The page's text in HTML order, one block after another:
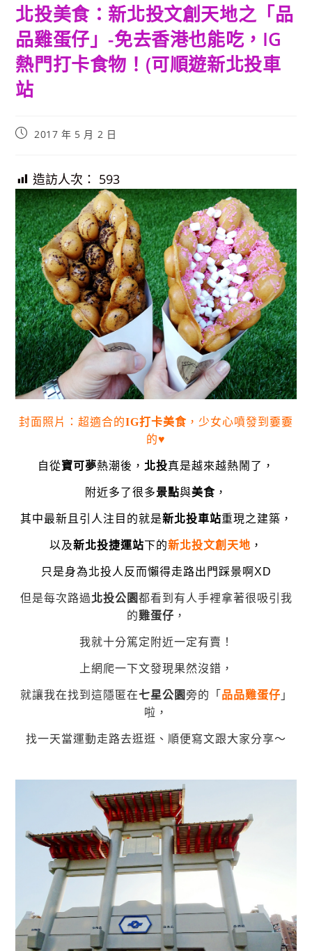
北投美食：新北投文創天地之「品
品雞蛋仔」-免去香港也能吃，IG
熱門打卡食物！(可順遊新北投車
站
Post2017 年 5 月 2 日
造訪人次： 593
封面照片 ：超適合的IG打卡美食 ，少女心噴發到嫑嫑
的♥
自從寶可夢熱潮後， 北投真是越來越熱鬧了，
附近多了很多景點與美食 ，
其中最新且引人注目的就是新北投車站重現之建築，
以及新北投捷運站下的新北投文創天地 ，
只是身為北投人反而懶得走路出門踩景啊XD
但是每次路過北投公園都看到有人手裡拿著很吸引我
的雞蛋仔 ，
我就十分篤定附近一定有賣！
上網爬一下文發現果然沒錯，
就讓我在找到這隱匿在七星公園旁的「 品品雞蛋仔 」
啦，
找一天當運動走路去逛逛、順便寫文跟大家分享～